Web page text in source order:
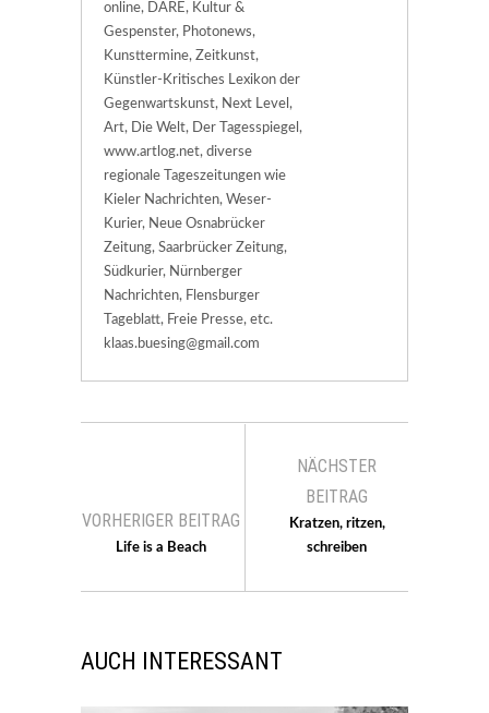
online, DARE, Kultur &
Gespenster, Photonews,
Kunsttermine, Zeitkunst,
Künstler-Kritisches Lexikon der
Gegenwartskunst, Next Level,
Art, Die Welt, Der Tagesspiegel,
www.artlog.net, diverse
regionale Tageszeitungen wie
Kieler Nachrichten, Weser-
Kurier, Neue Osnabrücker
Zeitung, Saarbrücker Zeitung,
Südkurier, Nürnberger
Nachrichten, Flensburger
Tageblatt, Freie Presse, etc.
klaas.buesing@gmail.com
VORHERIGER BEITRAG
Life is a Beach
NÄCHSTER
BEITRAG
Kratzen, ritzen,
schreiben
AUCH INTERESSANT